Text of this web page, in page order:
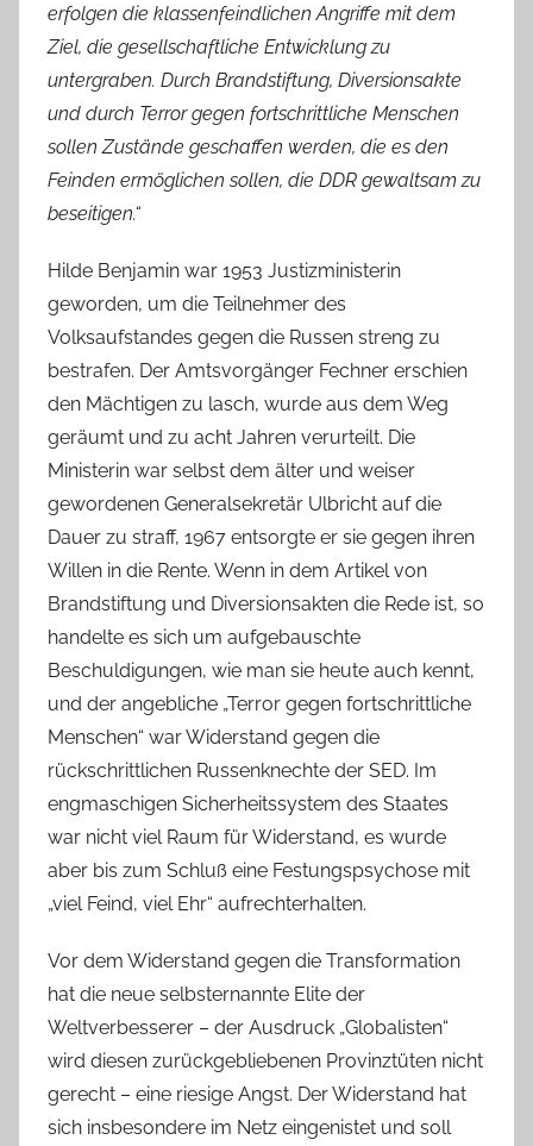
erfolgen die klassenfeindlichen Angriffe mit dem
Ziel, die gesellschaftliche Entwicklung zu
untergraben. Durch Brandstiftung, Diversionsakte
und durch Terror gegen fortschrittliche Menschen
sollen Zustände geschaffen werden, die es den
Feinden ermöglichen sollen, die DDR gewaltsam zu
beseitigen.“
Hilde Benjamin war 1953 Justizministerin
geworden, um die Teilnehmer des
Volksaufstandes gegen die Russen streng zu
bestrafen. Der Amtsvorgänger Fechner erschien
den Mächtigen zu lasch, wurde aus dem Weg
geräumt und zu acht Jahren verurteilt. Die
Ministerin war selbst dem älter und weiser
gewordenen Generalsekretär Ulbricht auf die
Dauer zu straff, 1967 entsorgte er sie gegen ihren
Willen in die Rente. Wenn in dem Artikel von
Brandstiftung und Diversionsakten die Rede ist, so
handelte es sich um aufgebauschte
Beschuldigungen, wie man sie heute auch kennt,
und der angebliche „Terror gegen fortschrittliche
Menschen“ war Widerstand gegen die
rückschrittlichen Russenknechte der SED. Im
engmaschigen Sicherheitssystem des Staates
war nicht viel Raum für Widerstand, es wurde
aber bis zum Schluß eine Festungspsychose mit
„viel Feind, viel Ehr“ aufrechterhalten.
Vor dem Widerstand gegen die Transformation
hat die neue selbsternannte Elite der
Weltverbesserer – der Ausdruck „Globalisten“
wird diesen zurückgebliebenen Provinztüten nicht
gerecht – eine riesige Angst. Der Widerstand hat
sich insbesondere im Netz eingenistet und soll